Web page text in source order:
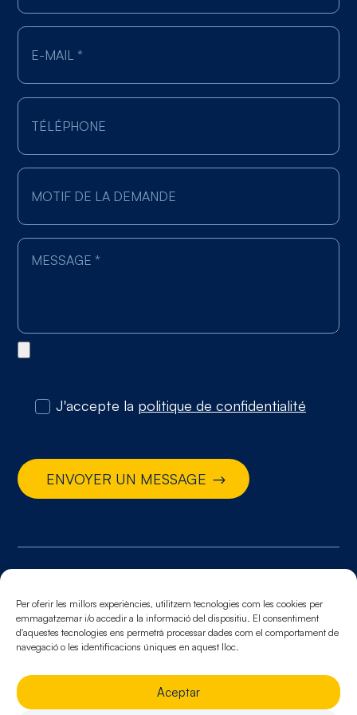
Per oferir les millors experiències, utilitzem tecnologies com les cookies per
emmagatzemar i/o accedir a la informació del dispositiu. El consentiment
d'aquestes tecnologies ens permetrà processar dades com el comportament de
navegació o les identificacions úniques en aquest lloc.
Aceptar
J'accepte la politique de confidentialité
ENVOYER UN MESSAGE
Mentions légales. Politique de cookies. Politique de
confidentialité